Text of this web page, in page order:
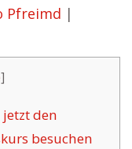
Pfreimd |
]
den
besuchen